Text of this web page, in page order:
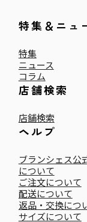
特集＆ニュ
特集
ニュース
コラム
店舗検索
店舗検索
ヘルプ
ブランシェス公
について
ご注文について
配送について
返品・交換につ
サイズについて